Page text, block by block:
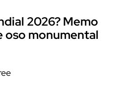
2026? Memo
oso monumental